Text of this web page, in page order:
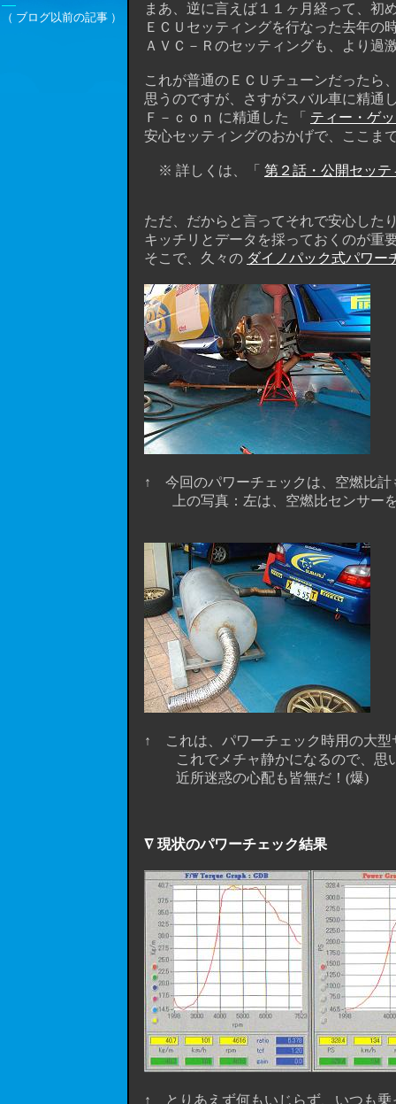
まあ、逆に言えば１１ヶ月経って、初
ＥＣＵセッティングを行なった去年の
ＡＶＣ－Ｒのセッティングも、より過
これが普通のＥＣＵチューンだったら
思うのですが、さすがスバル車に精通
Ｆ－ｃｏｎ に精通した 「 ティー・ゲ
安心セッティングのおかげで、ここま
※ 詳しくは、「 第２話・公開セッテ
ただ、だからと言ってそれで安心した
キッチリとデータを採っておくのが重
そこで、久々の ダイノパック式パワー
↑ 今回のパワーチェックは、空燃比計
上の写真：左は、空燃比センサーを
↑ これは、パワーチェック時用の大型
これでメチャ静かになるので、思
近所迷惑の心配も皆無だ！(爆)
∇ 現状のパワーチェック結果
↑ とりあえず何もいじらず、いつも乗